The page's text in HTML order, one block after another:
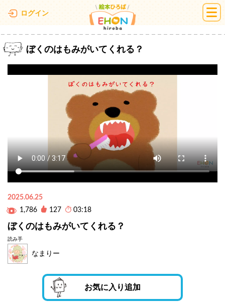
ログイン 絵本ひろば
ぼくのはもみがいてくれる？
2025.06.25
1,786
127 03:18
ぼくのはもみがいてくれる？
読み手
なまりー
お気に入り追加